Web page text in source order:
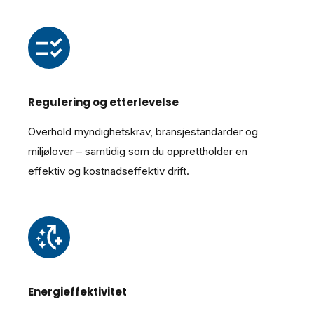
Regulering og etterlevelse
Overhold myndighetskrav, bransjestandarder og
miljølover – samtidig som du opprettholder en
effektiv og kostnadseffektiv drift.
Energieffektivitet